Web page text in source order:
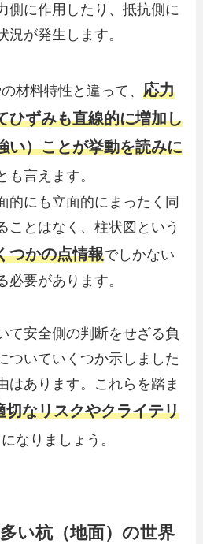
側に作用したり、抵抗側に
況が発生します。
材料特性と違って、応力
ひずみも直線的に増加し
い）ことが挙動を読みに
も言えます。
的にも立面的にまったく同
ことはなく、柱状図という
つかの点情報でしかない
必要があります。
て安全側の判断をせざる負
ついていくつか示しました
はあります。これらを踏ま
切なリスクやクライテリ
なりましょう。
い杭（地面）の世界